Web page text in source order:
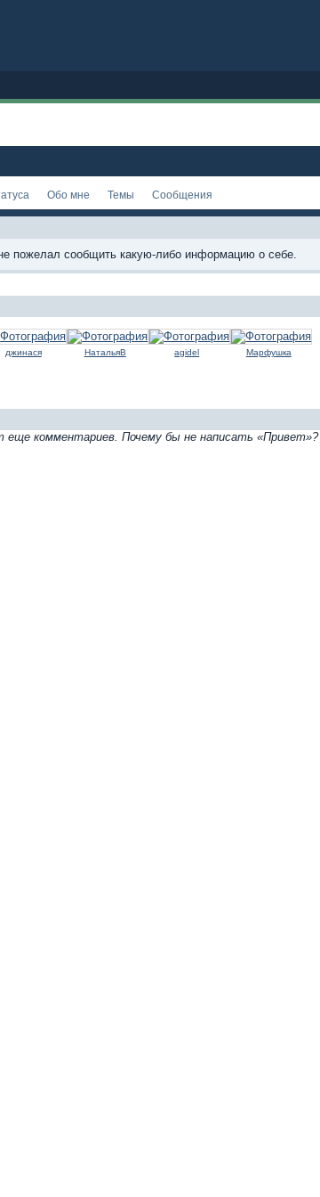
Обо мне Темы Сообщения
пожелал сообщить какую-либо информацию о себе.
джинася НатальяВ agidel Марфушка
комментариев. Почему бы не написать «Привет»?